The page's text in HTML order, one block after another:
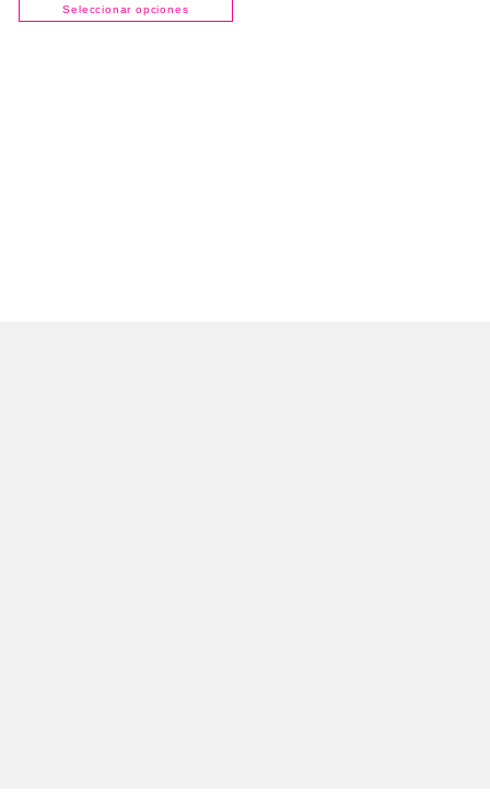
Seleccionar opciones